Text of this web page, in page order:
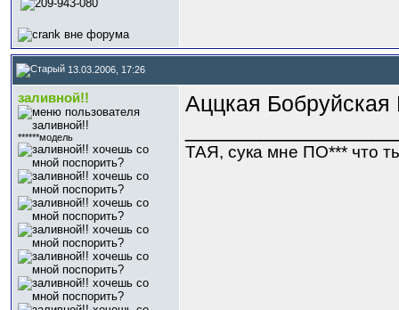
13.03.2006, 17:26
заливной!!
******модель
Аццкая
ТАЯ, сука мне ПО*** что